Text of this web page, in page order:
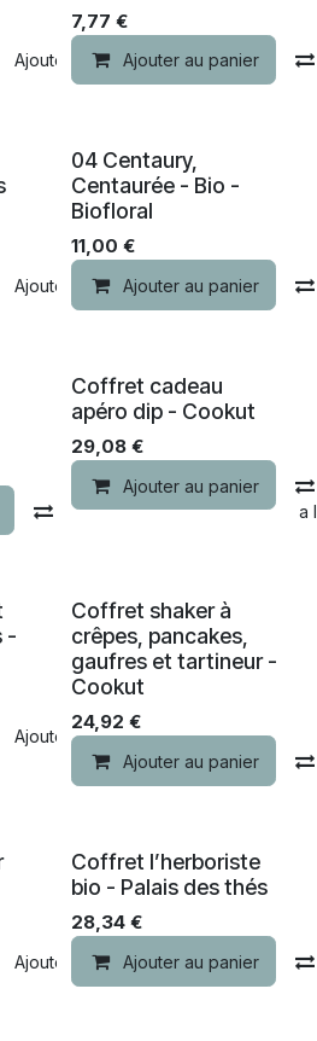
Ajouter à la liste de souhaits
7,77 €
Ajouter au panier
Ajouter à la liste de souhaits
04 Centaury,
Centaurée - Bio -
Biofloral
11,00 €
Ajouter au panier
Comparer Ajouter à la
Coffret cadeau
apéro dip - Cookut
29,08€
Ajouter au panier
-
Ajouter à la liste de souhaits
Coffret shaker à
crêpes, pancakes,
gaufres et tartineur -
Cookut
24,92 €
Ajouter au panier
Ajouter à la liste de souhaits
Coffret l’herboriste
bio - Palais des thés
28,34€
Ajouter au panier